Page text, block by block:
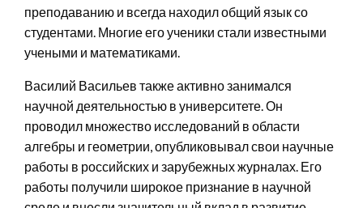
преподаванию и всегда находил общий язык со
студентами. Многие его ученики стали известными
учеными и математиками.
Василий Васильев также активно занимался
научной деятельностью в университете. Он
проводил множество исследований в области
алгебры и геометрии, опубликовывал свои научные
работы в российских и зарубежных журналах. Его
работы получили широкое признание в научной